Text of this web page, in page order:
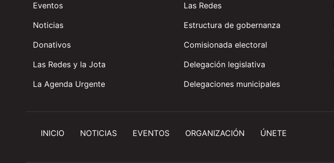
Eventos
Noticias
Donativos
Las Redes y la Jota
La Agenda Urgente
Las Redes
Estructura de gobernanza
Comisionada electoral
Delegación legislativa
Delegaciones municipales
INICIO NOTICIAS EVENTOS ORGANIZACIÓN ÚNETE